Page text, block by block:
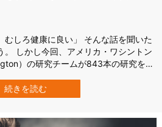
むしろ健康に良い」 そんな話を聞いた
。 しかし今回、アメリカ・ワシントン
）の研究チームが843本の研究を統
スクが低くなるように見えます。 一方
数のがんでは、1日1杯未満でもリスク
続きを読む